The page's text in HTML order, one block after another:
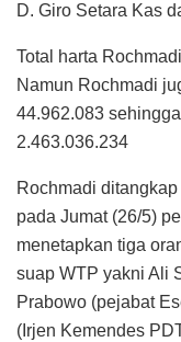
D. Giro Setara Kas
Total harta
Namun Rochmadi
44.962.083
2.463.036.234
Rochmadi
pada Jumat (26/5)
menetapkan tiga
suap WTP yakni Ali
Prabowo (pejabat
(Irjen Kemendes